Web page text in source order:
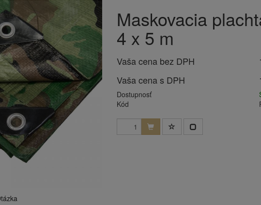
Maskovacia
4 x 5 m
Vaša cena bez DPH
Vaša cena s DPH
Dostupnosť
Kód